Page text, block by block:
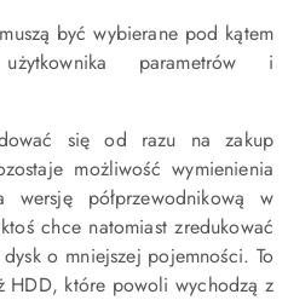
być wybierane pod kątem
parametrów i
się od razu na zakup
możliwość wymienienia
wersję półprzewodnikową w
chce natomiast zredukować
o mniejszej pojemności. To
HDD, które powoli wychodzą z